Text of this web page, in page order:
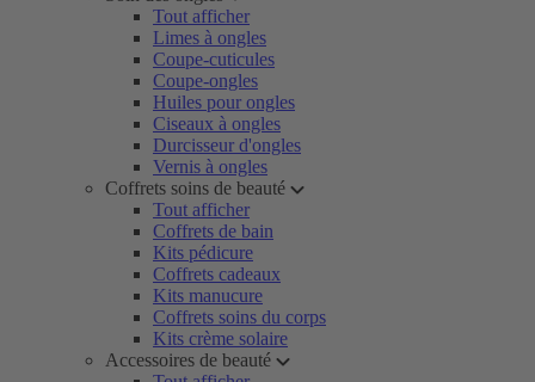
Tout afficher
Limes à ongles
Coupe-cuticules
Coupe-ongles
Huiles pour ongles
Ciseaux à ongles
Durcisseur d'ongles
Vernis à ongles
Coffrets soins de beauté
Tout afficher
Coffrets de bain
Kits pédicure
Coffrets cadeaux
Kits manucure
Coffrets soins du corps
Kits crème solaire
Accessoires de beauté